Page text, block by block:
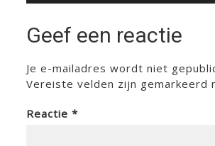
Geef een reactie
Je e-mailadres wordt niet
Vereiste velden zijn gemarkeerd
Reactie*